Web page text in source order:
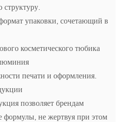
упаковки, сочетающий в
косметического тюбика
печати и оформления.
позволяет брендам
формулы, не жертвуя при этом